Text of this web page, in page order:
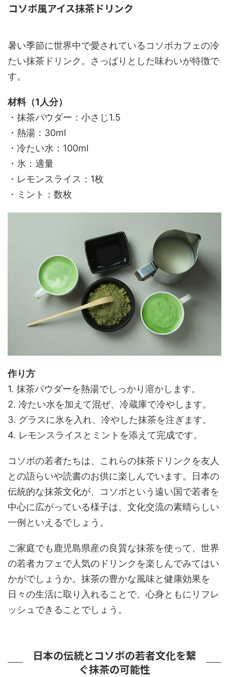
コソボ風アイス抹茶ドリンク
暑い季節に世界中で愛されているコソボカフェの冷
たい抹茶ドリンク。さっぱりとした味わいが特徴で
す。
材料（1人分）
・抹茶パウダー：小さじ1.5
・熱湯：30ml
・冷たい水：100ml
・氷：適量
・レモンスライス：1枚
・ミント：数枚
作り方
1. 抹茶パウダーを熱湯でしっかり溶かします。
2. 冷たい水を加えて混ぜ、冷蔵庫で冷やします。
3. グラスに氷を入れ、冷やした抹茶を注ぎます。
4. レモンスライスとミントを添えて完成です。
コソボの若者たちは、これらの抹茶ドリンクを友人
との語らいや読書のお供に楽しんでいます。日本の
伝統的な抹茶文化が、コソボという遠い国で若者を
中心に広がっている様子は、文化交流の素晴らしい
一例といえるでしょう。
ご家庭でも鹿児島県産の良質な抹茶を使って、世界
の若者カフェで人気のドリンクを楽しんでみてはい
かがでしょうか。抹茶の豊かな風味と健康効果を
日々の生活に取り入れることで、心身ともにリフレ
ッシュできることでしょう。
日本の伝統とコソボの若者文化を繋
ぐ抹茶の可能性